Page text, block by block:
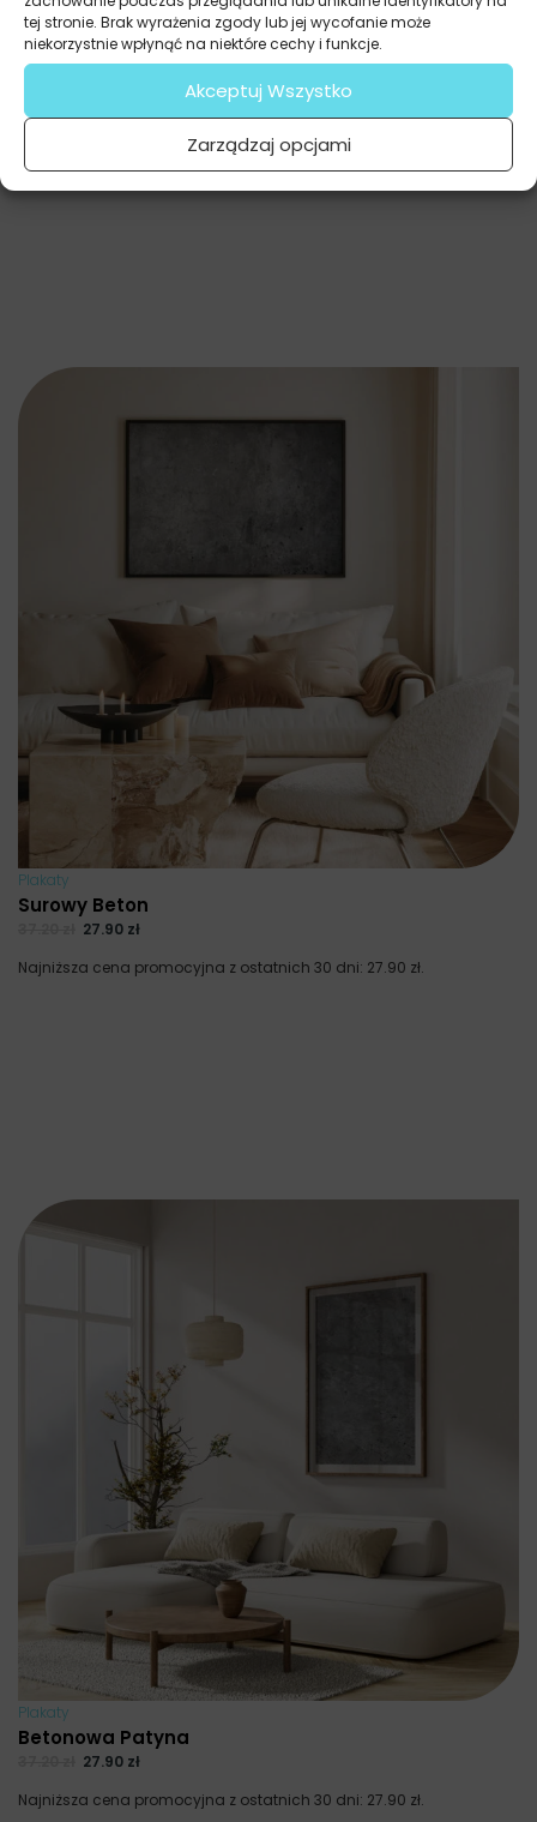
tej stronie. Brak wyrażenia zgody lub jej wycofanie może
niekorzystnie wpłynąć na niektóre cechy i funkcje.
Akceptuj Wszystko
Zarządzaj opcjami
Plakaty
Surowy Beton
27.90 zł
Najniższa cena promocyjna z ostatnich 30 dni: 27.90 zł.
Plakaty
Betonowa Patyna
27.90 zł
Najniższa cena promocyjna z ostatnich 30 dni: 27.90 zł.